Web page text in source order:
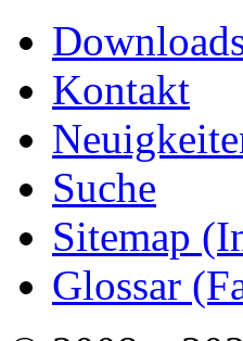
Kontakt
Suche
Sitemap
Glossar